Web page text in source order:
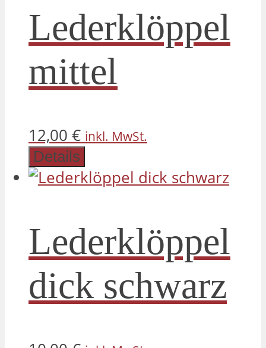
Lederklöppel
mittel
12,00 € inkl. MwSt.
Details
Lederklöppel
dick schwarz